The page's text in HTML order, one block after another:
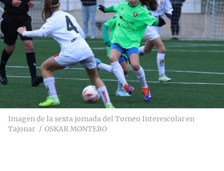
Imagen de la sexta jornada del Torneo Interescolar en
Tajonar
OSKAR MONTERO